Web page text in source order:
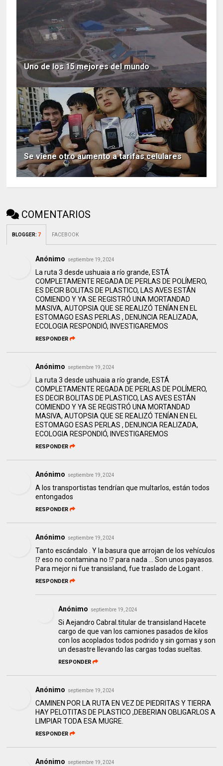
Uno de los 15 mejores del mundo
Se viene otro aumento a tarifas celulares
COMENTARIOS
BLOGGER: 7 FACEBOOK
Anónimo septiembre 19, 2024
La ruta 3 desde ushuaia a río grande, ESTÁ
COMPLETAMENTE REGADA DE PERLAS DE POLÍMERO,
ES DECIR BOLITAS DE PLASTICO, LAS AVES ESTÁN
COMIENDO Y YA SE REGISTRÓ UNA MORTANDAD
MASIVA, AUTOPSIA QUE SE REALIZÓ TENÍAN EN EL
ESTOMAGO ESAS PERLAS , DENUNCIA REALIZADA,
ECOLOGIA RESPONDIÓ, INVESTIGAREMOS
RESPONDER
Anónimo septiembre 19, 2024
La ruta 3 desde ushuaia a río grande, ESTÁ
COMPLETAMENTE REGADA DE PERLAS DE POLÍMERO,
ES DECIR BOLITAS DE PLASTICO, LAS AVES ESTÁN
COMIENDO Y YA SE REGISTRÓ UNA MORTANDAD
MASIVA, AUTOPSIA QUE SE REALIZÓ TENÍAN EN EL
ESTOMAGO ESAS PERLAS , DENUNCIA REALIZADA,
ECOLOGIA RESPONDIÓ, INVESTIGAREMOS
RESPONDER
Anónimo septiembre 19, 2024
A los transportistas tendrían que multarlos, están todos
entongados
RESPONDER
Anónimo septiembre 19, 2024
Tanto escándalo . Y la basura que arrojan de los vehículos
⁉️ eso no contamina no ⁉️ para nada ... Son unos payasos.
Para mejor ni fue transisland, fue traslado de Logant .
RESPONDER
Anónimo septiembre 19, 2024
Si Aejandro Cabral.titular de transisland Hacete
cargo de que van los camiones pasados de kilos
con los acoplados todos podrido y sin gomas y son
un desastre llevando las cargas todas sueltas.
RESPONDER
Anónimo septiembre 19, 2024
CAMINEN POR LA RUTA EN VEZ DE PIEDRITAS Y TIERRA
HAY PELOTITAS DE PLASTICO ,DEBERIAN OBLIGARLOS A
LIMPIAR TODA ESA MUGRE.
RESPONDER
Anónimo septiembre 19, 2024